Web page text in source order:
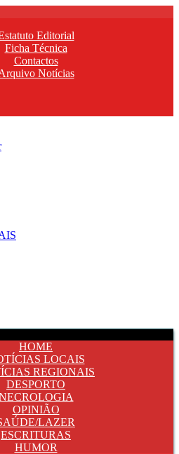
Editorial
Ficha Técnica
Contactos
Notícias
HOME
LOCAIS
REGIONAIS
DESPORTO
OPINIÃO
LAZER
ESCRITURAS
HUMOR